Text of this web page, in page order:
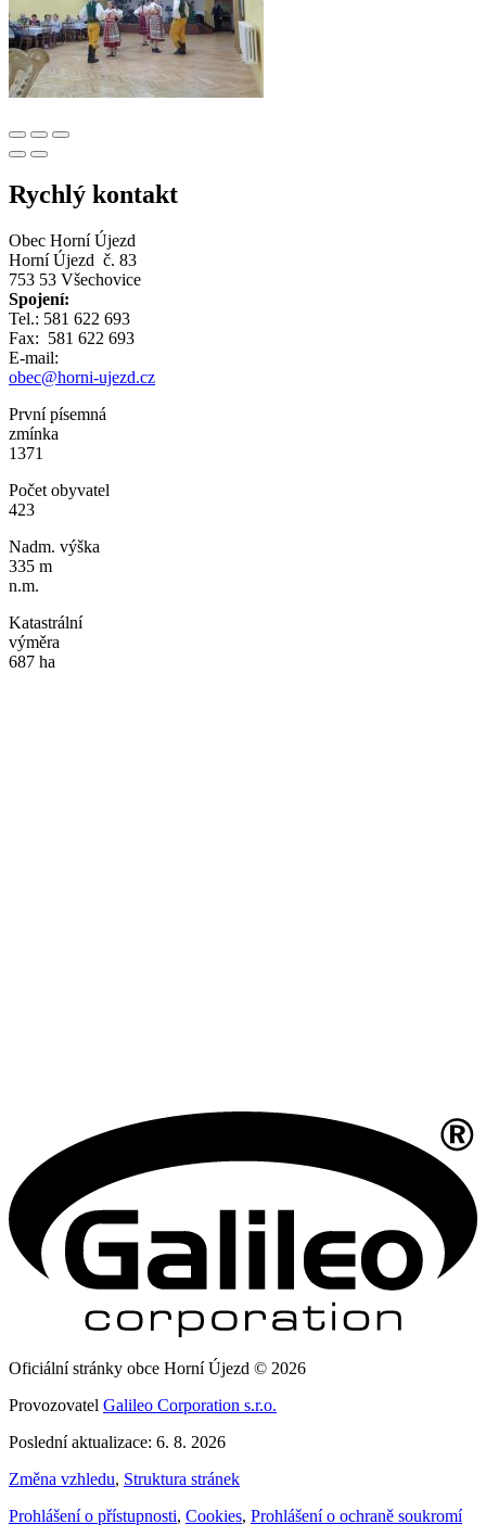
Rychlý kontakt
Obec Horní Újezd
Horní Újezd č. 83
753 53 Všechovice
Spojení:
Tel.: 581 622 693
Fax: 581 622 693
E-mail:
obec@horni-ujezd.cz
První písemná
zmínka
1371
Počet obyvatel
423
Nadm. výška
335 m
n.m.
Katastrální
výměra
687 ha
Oficiální stránky obce Horní Újezd © 2026
Provozovatel Galileo Corporation s.r.o.
Poslední aktualizace: 6. 8. 2026
Změna vzhledu, Struktura stránek
Prohlášení o přístupnosti, Cookies, Prohlášení o ochraně soukromí